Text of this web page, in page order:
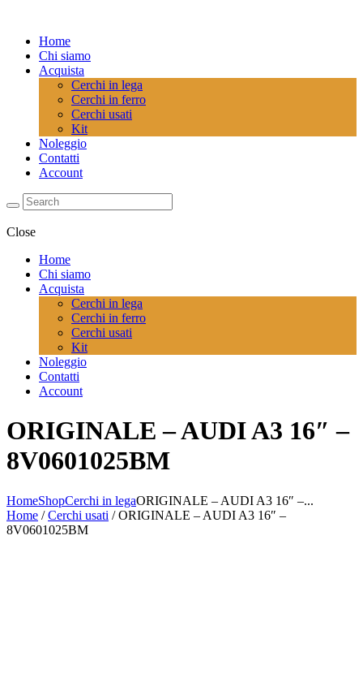
Home
Chi siamo
Acquista
Cerchi in lega
Cerchi in ferro
Cerchi usati
Kit
Noleggio
Contatti
Account
Close
Home
Chi siamo
Acquista
Cerchi in lega
Cerchi in ferro
Cerchi usati
Kit
Noleggio
Contatti
Account
ORIGINALE – AUDI A3 16″ –
8V0601025BM
HomeShopCerchi in legaORIGINALE – AUDI A3 16″ –...
Home /Cerchi usati / ORIGINALE – AUDI A3 16″ –
8V0601025BM